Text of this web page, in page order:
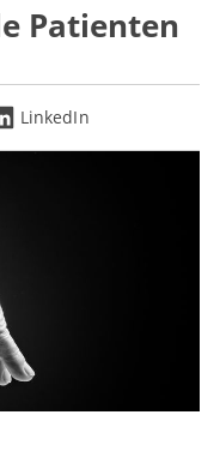
Patienten
LinkedIn